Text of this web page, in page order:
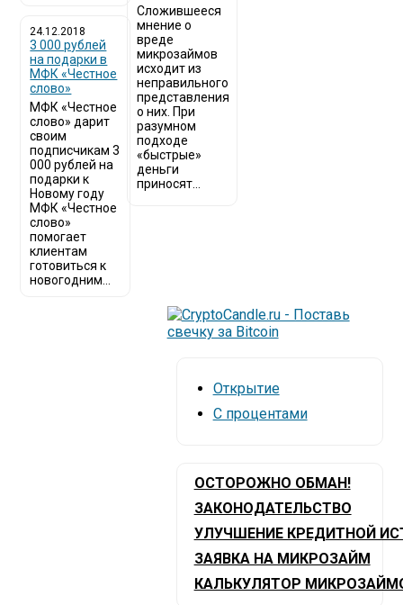
24.12.2018
3 000 рублей
на подарки в
МФК «Честное
слово»
МФК «Честное
слово» дарит
своим
подписчикам 3
000 рублей на
подарки к
Новому году
МФК «Честное
слово»
помогает
клиентам
готовиться к
новогодним...
Сложившееся
мнение о
вреде
микрозаймов
исходит из
неправильного
представления
о них. При
разумном
подходе
«быстрые»
деньги
приносят...
Открытие
С процентами
ОСТОРОЖНО ОБМАН!
ЗАКОНОДАТЕЛЬСТВО
УЛУЧШЕНИЕ КРЕДИТНОЙ
ЗАЯВКА НА МИКРОЗАЙМ
КАЛЬКУЛЯТОР